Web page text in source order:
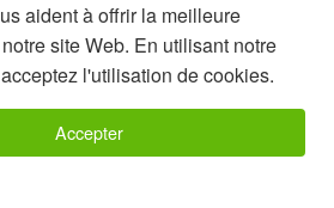
aident à offrir la meilleure
site Web. En utilisant notre
l'utilisation de cookies.
Accepter
2026 BIOVEA. Tous droits réservés.
à titre informatif seulement et ne visent pas à
ou de tout autre professionnel de la santé. Veuillez
si vous avez des questions de nature médicale